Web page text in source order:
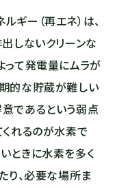
ー（再エネ）は、
しないクリーンな
って発電量にムラが
的な貯蔵が難しい
であるという弱点
れるのが水素で
ときに水素を多く
り、必要な場所ま